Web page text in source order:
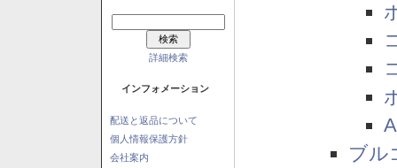
詳細検索
インフォメーション
配送と返品について
個人情報保護方針
会社案内
ブル